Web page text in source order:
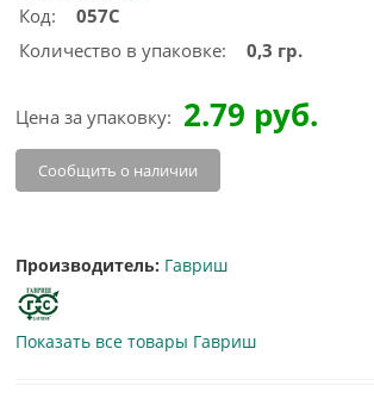
Код:
057С
Количество в упаковке:
0,3 гр.
Цена за упаковку: 2.79 руб.
Сообщить о наличии
Производитель: Гавриш
Показать все товары Гавриш